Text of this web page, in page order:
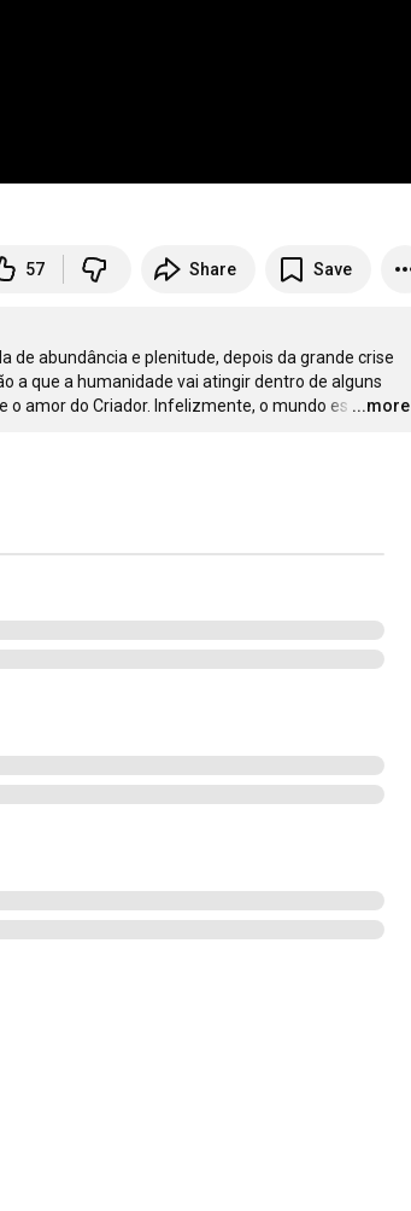
57 Share Save
abundância e plenitude, depois da grande crise
a que a humanidade vai atingir dentro de alguns
o amor do Criador. Infelizmente, o mundo es …
...more